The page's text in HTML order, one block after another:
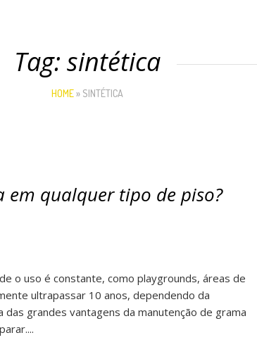
Tag: sintética
HOME» SINTÉTICA
qualquer tipo de piso?
o uso é constante, como playgrounds, áreas de
ultrapassar 10 anos, dependendo da
grandes vantagens da manutenção de grama